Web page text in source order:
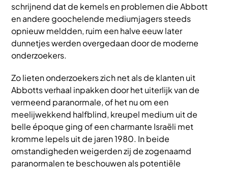
schrijnend dat de kemels en problemen die Abbott
en andere goochelende mediumjagers steeds
opnieuw meldden, ruim een halve eeuw later
dunnetjes werden overgedaan door de moderne
onderzoekers.
Zo lieten onderzoekers zich net als de klanten uit
Abbotts verhaal inpakken door het uiterlijk van de
vermeend paranormale, of het nu om een
meelijwekkend halfblind, kreupel medium uit de
belle époque ging of een charmante Israëli met
kromme lepels uit de jaren 1980. In beide
omstandigheden weigerden zij de zogenaamd
paranormalen te beschouwen als potentiële